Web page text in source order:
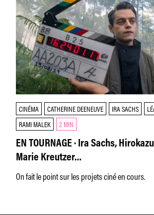
CINÉMA CATHERINE DEENEUVE IRA SACHS
RAMI MALEK
2 MIN
EN TOURNAGE · Ira Sachs,
Marie Kreutzer…
On fait le point sur les projets ciné en cours.